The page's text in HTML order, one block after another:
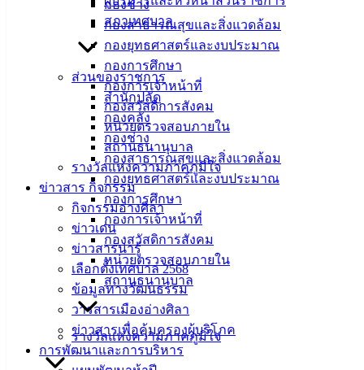
กองช่าง
กองสาธารณสุขและสิ่งแวดล้อม
กองยุทธศาสตร์และงบประมาณ
กองการศึกษา
กองการเจ้าหน้าที่
กองสวัสดิการสังคม
หน่วยตรวจสอบภายใน
สถานธนานุบาล
รางวัลแห่งความภาคภูมิใจ
ข่าวสาร กิจกรรม
กิจกรรมอ่างศิลา
ข่าวเด่น
ข่าวสารน่ารู้
เลือกตั้งเทศบาล 2568
ข้อมูลทางวัฒนธรรม
วารสารเมืองอ่างศิลา
ข่าวสารเพื่อคุ้มครองผู้บริโภค
การพัฒนาและการบริหาร
สภาเทศบาล
ส่วนของราชการ
สำนักปลัด
กองคลัง
กองช่าง
กองสาธารณสุขและสิ่งแวดล้อม
กองยุทธศาสตร์และงบประมาณ
กองการศึกษา
กองการเจ้าหน้าที่
กองสวัสดิการสังคม
หน่วยตรวจสอบภายใน
สถานธนานุบาล
รางวัลแห่งความภาคภูมิใจ
เทศบาลเมือง
อ.เมือง จ.ชลบุรี
ติดต่อ :
038-
142-100-104
บริการ
ประชาชน
ดาวน์โหลด
แบบ
ฟอร์ม,